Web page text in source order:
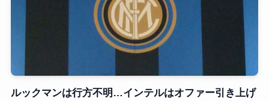
ルックマンは行方不明…インテルはオファー引き上げ